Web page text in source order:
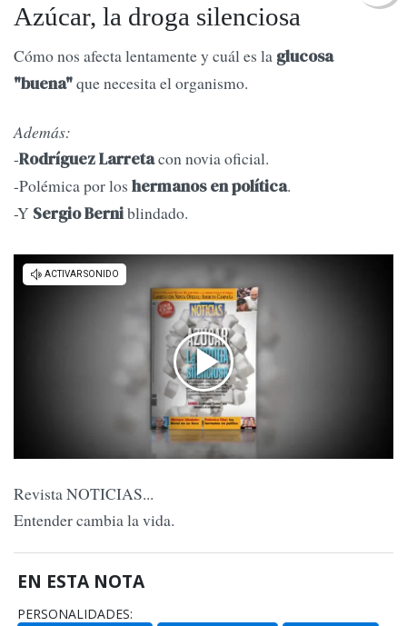
Azúcar, la droga silenciosa
Cómo nos afecta lentamente y cuál es la glucosa
"buena"que necesita el organismo.
Además:
-Rodríguez Larretacon novia oficial.
-Polémica por los hermanos en política.
-Y Sergio Berniblindado.
Revista NOTICIAS...
Entender cambia la vida.
EN ESTA NOTA
PERSONALIDADES: